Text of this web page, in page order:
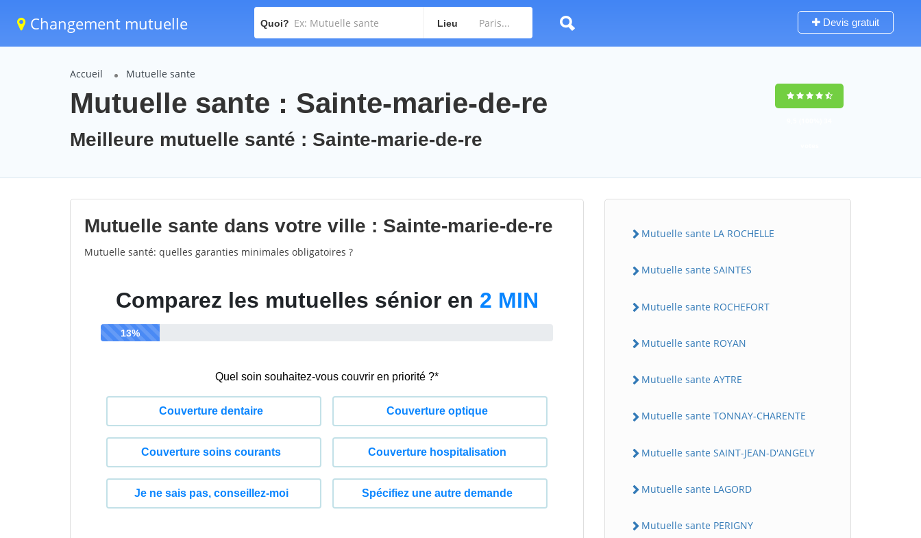
Changement mutuelle Quoi? Lieu Devis gratuit
Accueil Mutuelle sante
Mutuelle sante : Sainte-marie-de-re
Meilleure mutuelle santé : Sainte-marie-de-re
Mutuelle sante dans votre ville : Sainte-marie-de-re
Mutuelle santé: quelles garanties minimales obligatoires ?
Mutuelle sante LA ROCHELLE
Mutuelle sante SAINTES
Mutuelle sante ROCHEFORT
Mutuelle sante ROYAN
Mutuelle sante AYTRE
Mutuelle sante TONNAY-CHARENTE
Mutuelle sante SAINT-JEAN-D'ANGELY
Mutuelle sante LAGORD
Mutuelle sante PERIGNY